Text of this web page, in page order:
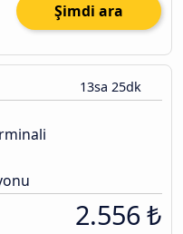
Şimdi ara
13sa 25dk
2.556 ₺